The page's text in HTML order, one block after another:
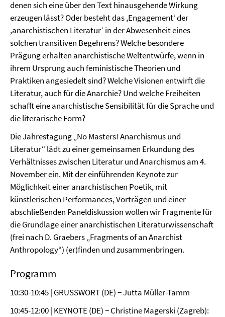
denen sich eine über den Text hinausgehende Wirkung
erzeugen lässt? Oder besteht das ,Engagementʻ der
,anarchistischen Literaturʻ in der Abwesenheit eines
solchen transitiven Begehrens? Welche besondere
Prägung erhalten anarchistische Weltentwürfe, wenn in
ihrem Ursprung auch feministische Theorien und
Praktiken angesiedelt sind? Welche Visionen entwirft die
Literatur, auch für die Anarchie? Und welche Freiheiten
schafft eine anarchistische Sensibilität für die Sprache und
die literarische Form?
Die Jahrestagung „No Masters! Anarchismus und
Literatur“ lädt zu einer gemeinsamen Erkundung des
Verhältnisses zwischen Literatur und Anarchismus am 4.
November ein. Mit der einführenden Keynote zur
Möglichkeit einer anarchistischen Poetik, mit
künstlerischen Performances, Vorträgen und einer
abschließenden Paneldiskussion wollen wir Fragmente für
die Grundlage einer anarchistischen Literaturwissenschaft
(frei nach D. Graebers „Fragments of an Anarchist
Anthropology“) (er)finden und zusammenbringen.
Programm
10:30-10:45 | GRUSSWORT (DE) − Jutta Müller-Tamm
10:45-12:00 | KEYNOTE (DE) − Christine Magerski (Zagreb):